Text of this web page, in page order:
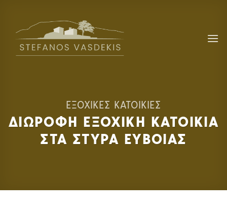
content
ΕΞΟΧΙΚΕΣ ΚΑΤΟΙΚΙΕΣ
ΔΙΩΡΟΦΗ ΕΞΟΧΙΚΗ ΚΑΤΟΙΚΙΑ
ΣΤΑ ΣΤΥΡΑ ΕΥΒΟΙΑΣ